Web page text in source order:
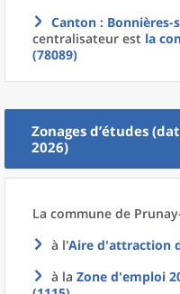
Canton : Bonnières-
centralisateur est la
(78089)
Zonages d’études
2026)
La commune de
à l'Aire d'attraction
à la Zone d'emploi